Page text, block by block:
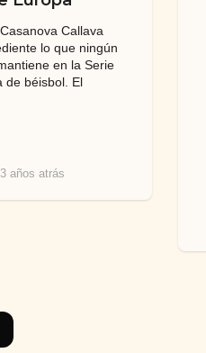
Callava
lo que ningún
en la Serie
de béisbol. El
3 años atrás